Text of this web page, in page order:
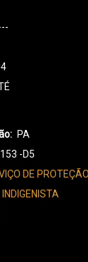
PA
153 -D5
DE